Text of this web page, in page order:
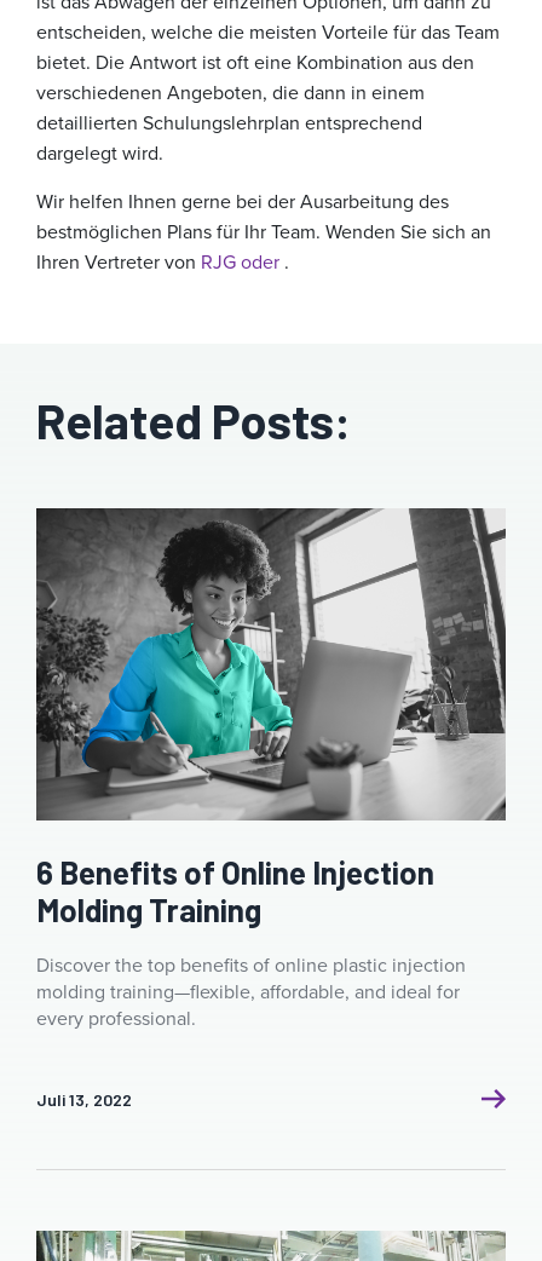
entscheiden, welche die meisten Vorteile für das Team
bietet. Die Antwort ist oft eine Kombination aus den
verschiedenen Angeboten, die dann in einem
detaillierten Schulungslehrplan entsprechend
dargelegt wird.
Wir helfen Ihnen gerne bei der Ausarbeitung des
bestmöglichen Plans für Ihr Team. Wenden Sie sich an
Ihren Vertreter von RJG oder .
Related Posts:
6 Benefits of Online Injection
Molding Training
Discover the top benefits of online plastic injection
molding training—flexible, affordable, and ideal for
every professional.
Juli 13, 2022